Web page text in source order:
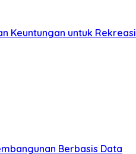
Keuntungan untuk Rekreasi
Berbasis Data